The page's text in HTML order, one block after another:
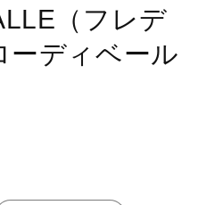
（フレデ
ーディベール